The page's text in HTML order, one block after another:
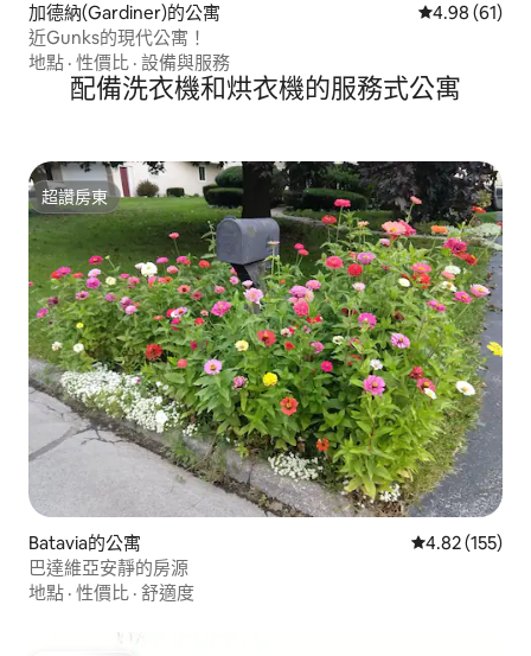
加德納(Gardiner)的公寓 從 61 則評價
4.98 (61)
近Gunks的現代公寓！
地點 · 性價比 · 設備與服務
配備洗衣機和烘衣機的服務式公寓
超讚房東
超讚房東
Batavia的公寓 從 155 則評價
4.82 (155)
巴達維亞安靜的房源
地點 · 性價比 · 舒適度